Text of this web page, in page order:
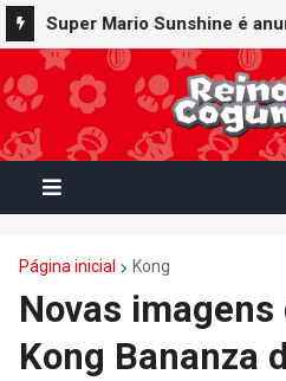
Super Mario Sunshine é
Nintendo GameCube -
Nintendo Switch Online
Página inicial Kong
Novas imagens
Kong Bananza